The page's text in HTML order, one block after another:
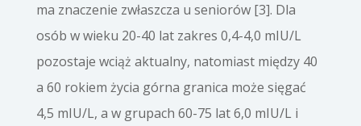
ma znaczenie zwłaszcza u seniorów [3]. Dla
osób w wieku 20-40 lat zakres 0,4-4,0 mIU/L
pozostaje wciąż aktualny, natomiast między 40
a 60 rokiem życia górna granica może sięgać
4,5 mIU/L, a w grupach 60-75 lat 6,0 mIU/L i